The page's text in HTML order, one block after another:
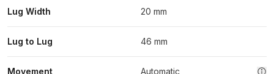
Lug Width 20 mm
Lug to Lug 46 mm
Movement Automatic